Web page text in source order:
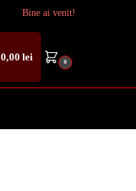
Bine ai venit!
0,00lei 0